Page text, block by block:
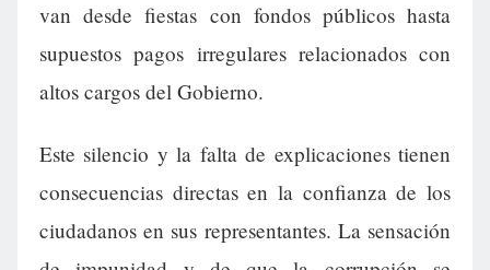
van desde fiestas con fondos públicos hasta
supuestos pagos irregulares relacionados con
altos cargos del Gobierno.
Este silencio y la falta de explicaciones tienen
consecuencias directas en la confianza de los
ciudadanos en sus representantes. La sensación